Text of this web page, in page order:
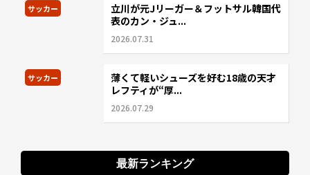
サッカー
立川が元Jリーガー＆フットサル韓国代
表のカン・ジュ...
2026.07.31
サッカー
薄くて軽いシューズを好む18歳の天才
レフティが“厚...
2026.07.29
最新ランキング